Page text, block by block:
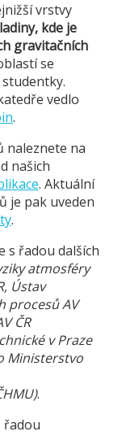
vrstvy
kde je
gravitačních
se
vedlo
.
naleznete na
našich
. Aktuální
je pak uveden
.
s řadou dalších
atmosféry
Ústav
procesů AV
ČR
v Praze
Ministerstvo
.
řadou